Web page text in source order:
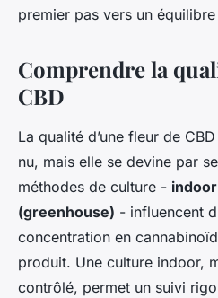
premier pas vers un
Comprendre la
CBD
La qualité d’une fleur de
nu, mais elle se devine par
méthodes de culture - indoor
(greenhouse) - influencent
concentration en
produit. Une culture indoor,
contrôlé, permet un suivi